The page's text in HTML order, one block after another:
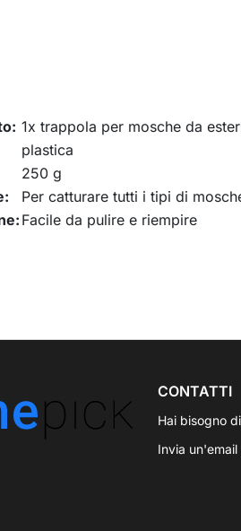
1x trappola per mosche da
plastica
250 g
Per catturare tutti i tipi di
Facile da pulire e riempire
CONTATTI
Hai bisogno
Invia un'email